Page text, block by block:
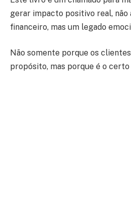
gerar impacto positivo real, não
financeiro, mas um legado
Não somente porque os
propósito, mas porque é o